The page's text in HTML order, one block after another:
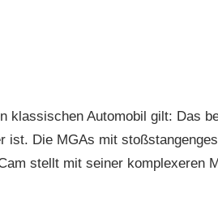
klassischen Automobil gilt: Das
ist. Die MGAs mit
stellt mit seiner komplexeren